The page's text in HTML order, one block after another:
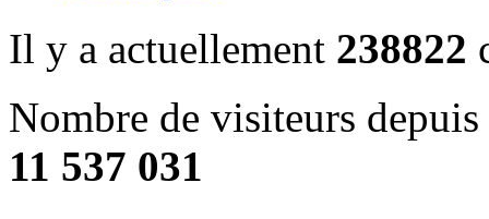
Il y a actuellement 238822
Nombre de visiteurs
11 537 031